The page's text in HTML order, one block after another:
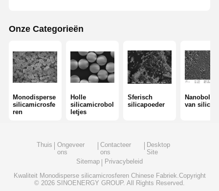
Onze Categorieën
Monodisperse
silicamicrosfe
ren
Holle
silicamicrobol
letjes
Sferisch
silicapoeder
van silica
Thuis
Ongeveer
ons
Contacteer
ons
Desktop
Site
Sitemap
Privacybeleid
Kwaliteit Monodisperse silicamicrosferenChinese Fabriek.Copyright
© 2026 SINOENERGY GROUP. All Rights Reserved.